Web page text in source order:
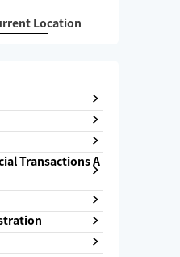
Location
Transactions A